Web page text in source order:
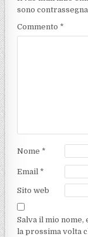
sono
Commento *
Nome *
Email *
Sito web
Salva il mio
la prossima volta